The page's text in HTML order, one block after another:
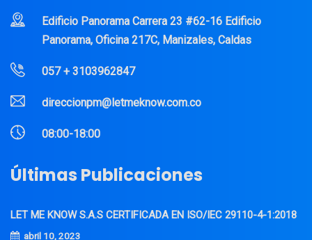
Edificio Panorama Carrera 23 #62-16 Edificio
Panorama, Oficina 217C, Manizales, Caldas
057 + 3103962847
direccionpm@letmeknow.com.co
08:00-18:00
Últimas Publicaciones
LET ME KNOW S.A.S CERTIFICADA EN ISO/IEC 29110-4-1:2018
abril 10, 2023